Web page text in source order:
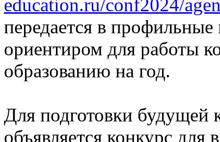
education.ru/conf2024/
передается в профильные
ориентиром для работы
образованию на год.
Для подготовки будущей
объявляется конкурс